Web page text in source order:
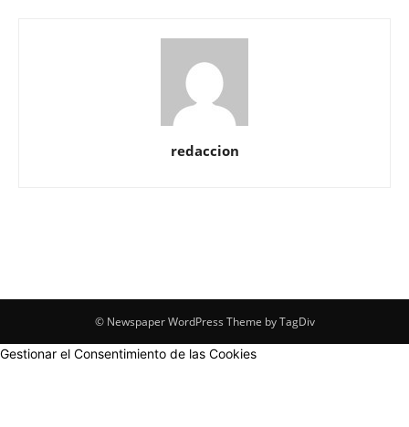
redaccion
© Newspaper WordPress Theme by TagDiv
Gestionar el Consentimiento de las Cookies